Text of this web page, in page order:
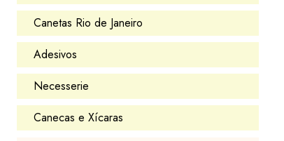
Canetas Rio de Janeiro
Adesivos
Necesserie
Canecas e Xícaras